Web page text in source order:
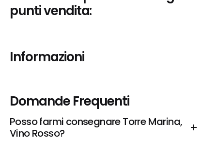
punti vendita:
Informazioni
Domande Frequenti
Posso farmi consegnare Torre Marina,
Vino Rosso?